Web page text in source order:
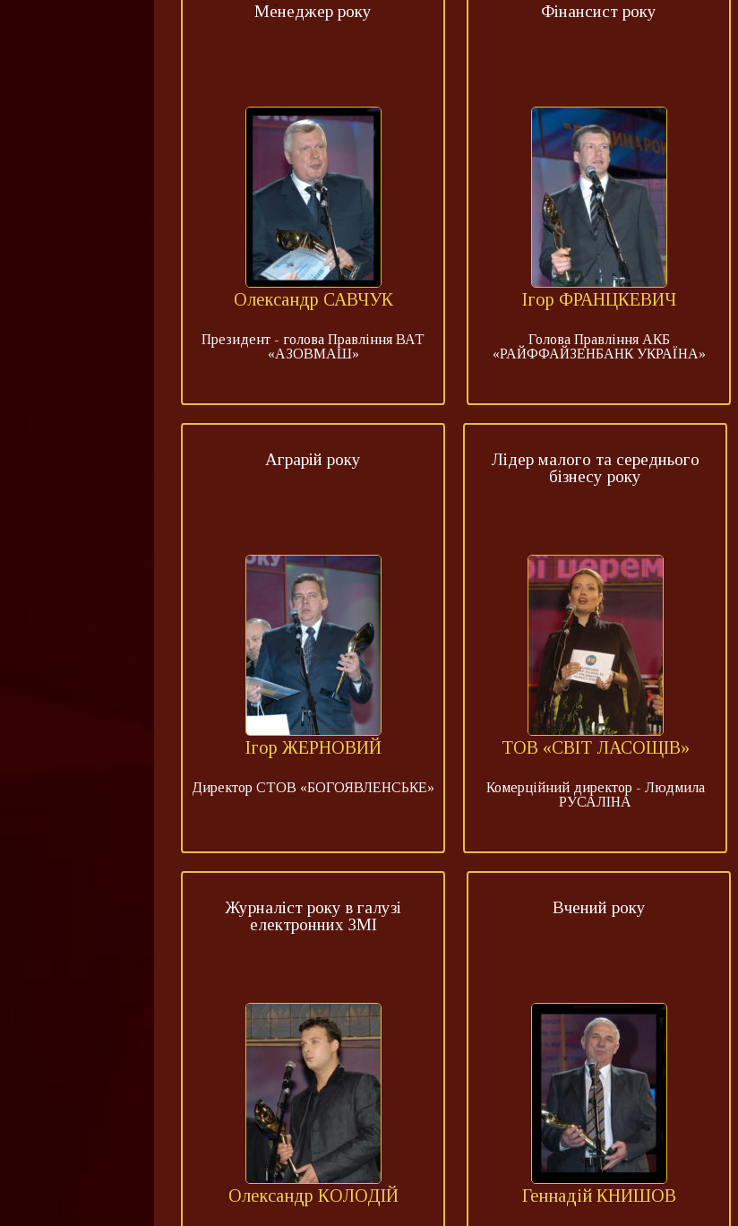
Менеджер року
Олександр САВЧУК
Президент - голова Правління ВАТ
«АЗОВМАШ»
Фінансист року
Ігор ФРАНЦКЕВИЧ
Голова Правління АКБ
«РАЙФФАЙЗЕНБАНК УКРАЇНА»
Аграрій року
Ігор ЖЕРНОВИЙ
Директор СТОВ «БОГОЯВЛЕНСЬКЕ»
Лідер малого та середнього
бізнесу року
ТОВ «СВІТ ЛАСОЩІВ»
Комерційний директор - Людмила
РУСАЛІНА
Журналіст року в галузі
електронних ЗМІ
Олександр КОЛОДІЙ
Вчений року
Геннадій КНИШОВ